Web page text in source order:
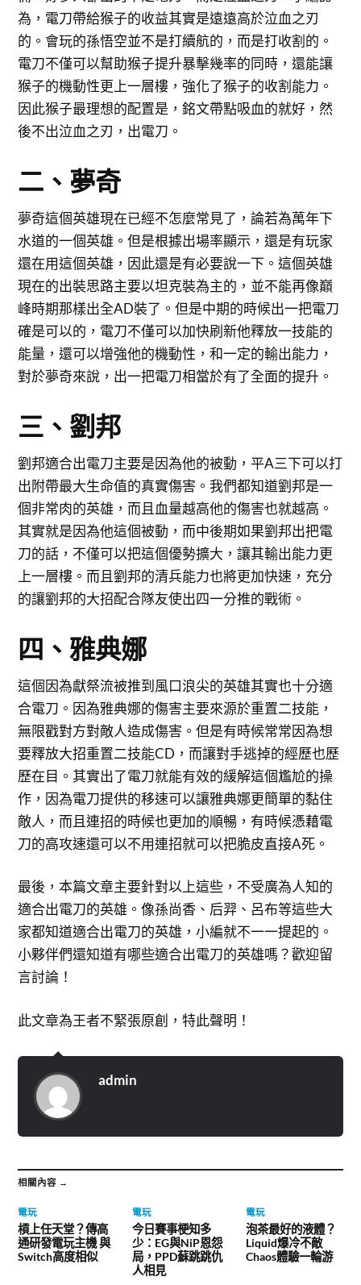
為，電刀帶給猴子的收益其實是遠遠高於泣血之刃
的。會玩的孫悟空並不是打續航的，而是打收割的。
電刀不僅可以幫助猴子提升暴擊幾率的同時，還能讓
猴子的機動性更上一層樓，強化了猴子的收割能力。
因此猴子最理想的配置是，銘文帶點吸血的就好，然
後不出泣血之刃，出電刀。
二、夢奇
夢奇這個英雄現在已經不怎麼常見了，論若為萬年下
水道的一個英雄。但是根據出場率顯示，還是有玩家
還在用這個英雄，因此還是有必要說一下。這個英雄
現在的出裝思路主要以坦克裝為主的，並不能再像巔
峰時期那樣出全AD裝了。但是中期的時候出一把電刀
確是可以的，電刀不僅可以加快刷新他釋放一技能的
能量，還可以增強他的機動性，和一定的輸出能力，
對於夢奇來說，出一把電刀相當於有了全面的提升。
三、劉邦
劉邦適合出電刀主要是因為他的被動，平A三下可以打
出附帶最大生命值的真實傷害。我們都知道劉邦是一
個非常肉的英雄，而且血量越高他的傷害也就越高。
其實就是因為他這個被動，而中後期如果劉邦出把電
刀的話，不僅可以把這個優勢擴大，讓其輸出能力更
上一層樓。而且劉邦的清兵能力也將更加快速，充分
的讓劉邦的大招配合隊友使出四一分推的戰術。
四、雅典娜
這個因為獻祭流被推到風口浪尖的英雄其實也十分適
合電刀。因為雅典娜的傷害主要來源於重置二技能，
無限戳對方對敵人造成傷害。但是有時候常常因為想
要釋放大招重置二技能CD，而讓對手逃掉的經歷也歷
歷在目。其實出了電刀就能有效的緩解這個尷尬的操
作，因為電刀提供的移速可以讓雅典娜更簡單的黏住
敵人，而且連招的時候也更加的順暢，有時候憑藉電
刀的高攻速還可以不用連招就可以把脆皮直接A死。
最後，本篇文章主要針對以上這些，不受廣為人知的
適合出電刀的英雄。像孫尚香、后羿、呂布等這些大
家都知道適合出電刀的英雄，小編就不一一提起的。
小夥伴們還知道有哪些適合出電刀的英雄嗎？歡迎留
言討論！
此文章為王者不緊張原創，特此聲明！
admin
相關內容 →
電玩
槓上任天堂？傳高
通研發電玩主機 與
Switch高度相似
電玩
今日賽事梗知多
少：EG與NiP恩怨
局，PPD蘇跳跳仇
人相見
電玩
泡茶最好的液體？
Liquid爆冷不敵
Chaos體驗一輪游